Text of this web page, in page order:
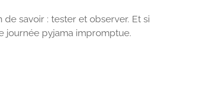
savoir : tester et observer. Et si
journée pyjama impromptue.